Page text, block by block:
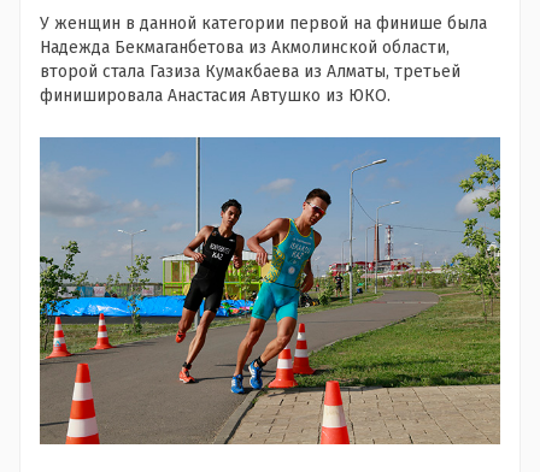
У женщин в данной категории первой на финише была
Надежда Бекмаганбетова из Акмолинской области,
второй стала Газиза Кумакбаева из Алматы, третьей
финишировала Анастасия Автушко из ЮКО.